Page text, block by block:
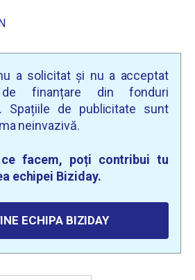
a solicitat și nu a acceptat
finanțare din fonduri
Spațiile de publicitate sunt
neinvazivă.
facem, poți contribui tu
echipei Biziday.
ECHIPA BIZIDAY